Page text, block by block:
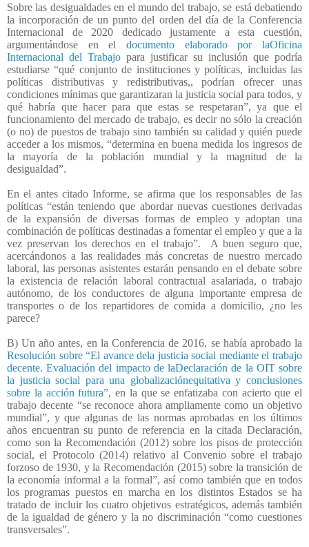
Sobre las desigualdades en el mundo del trabajo, se está debatiendo
la incorporación de un punto del orden del día de la Conferencia
Internacional de 2020 dedicado justamente a esta cuestión,
argumentándose en el documento elaborado por laOficina
Internacional del Trabajo para justificar su inclusión que podría
estudiarse “qué conjunto de instituciones y políticas, incluidas las
políticas distributivas y redistributivas,, podrían ofrecer unas
condiciones mínimas que garantizaran la justicia social para todos, y
qué habría que hacer para que estas se respetaran”, ya que el
funcionamiento del mercado de trabajo, es decir no sólo la creación
(o no) de puestos de trabajo sino también su calidad y quién puede
acceder a los mismos, “determina en buena medida los ingresos de
la mayoría de la población mundial y la magnitud de la
desigualdad”.
En el antes citado Informe, se afirma que los responsables de las
políticas “están teniendo que abordar nuevas cuestiones derivadas
de la expansión de diversas formas de empleo y adoptan una
combinación de políticas destinadas a fomentar el empleo y que a la
vez preservan los derechos en el trabajo”.
A buen seguro que,
acercándonos a las realidades más concretas de nuestro mercado
laboral, las personas asistentes estarán pensando en el debate sobre
la existencia de relación laboral contractual asalariada, o trabajo
autónomo, de los conductores de alguna importante empresa de
transportes o de los repartidores de comida a domicilio, ¿no les
parece?
B) Un año antes, en la Conferencia de 2016, se había aprobado la
Resolución sobre “El avance dela justicia social mediante el trabajo
decente. Evaluación del impacto de laDeclaración de la OIT sobre
la justicia social para una globalizaciónequitativa y conclusiones
sobre la acción futura”, en la que se enfatizaba con acierto que el
trabajo decente “se reconoce ahora ampliamente como un objetivo
mundial”, y que algunas de las normas aprobadas en los últimos
años encuentran su punto de referencia en la citada Declaración,
como son la Recomendación (2012) sobre los pisos de protección
social, el Protocolo (2014) relativo al Convenio sobre el trabajo
forzoso de 1930, y la Recomendación (2015) sobre la transición de
la economía informal a la formal”, así como también que en todos
los programas puestos en marcha en los distintos Estados se ha
tratado de incluir los cuatro objetivos estratégicos, además también
de la igualdad de género y la no discriminación “como cuestiones
transversales”.